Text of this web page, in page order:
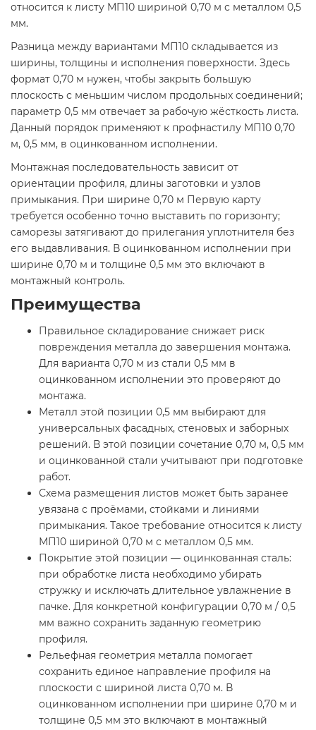
относится к листу МП10 шириной 0,70 м с металлом 0,5
мм.
Разница между вариантами МП10 складывается из
ширины, толщины и исполнения поверхности. Здесь
формат 0,70 м нужен, чтобы закрыть большую
плоскость с меньшим числом продольных соединений;
параметр 0,5 мм отвечает за рабочую жёсткость листа.
Данный порядок применяют к профнастилу МП10 0,70
м, 0,5 мм, в оцинкованном исполнении.
Монтажная последовательность зависит от
ориентации профиля, длины заготовки и узлов
примыкания. При ширине 0,70 м Первую карту
требуется особенно точно выставить по горизонту;
саморезы затягивают до прилегания уплотнителя без
его выдавливания. В оцинкованном исполнении при
ширине 0,70 м и толщине 0,5 мм это включают в
монтажный контроль.
Преимущества
Правильное складирование снижает риск
повреждения металла до завершения монтажа.
Для варианта 0,70 м из стали 0,5 мм в
оцинкованном исполнении это проверяют до
монтажа.
Металл этой позиции 0,5 мм выбирают для
универсальных фасадных, стеновых и заборных
решений. В этой позиции сочетание 0,70 м, 0,5 мм
и оцинкованной стали учитывают при подготовке
работ.
Схема размещения листов может быть заранее
увязана с проёмами, стойками и линиями
примыкания. Такое требование относится к листу
МП10 шириной 0,70 м с металлом 0,5 мм.
Покрытие этой позиции — оцинкованная сталь:
при обработке листа необходимо убирать
стружку и исключать длительное увлажнение в
пачке. Для конкретной конфигурации 0,70 м / 0,5
мм важно сохранить заданную геометрию
профиля.
Рельефная геометрия металла помогает
сохранить единое направление профиля на
плоскости с шириной листа 0,70 м. В
оцинкованном исполнении при ширине 0,70 м и
толщине 0,5 мм это включают в монтажный